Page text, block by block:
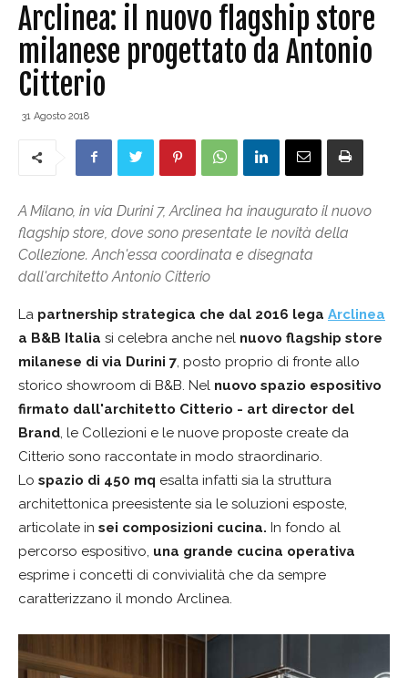
Arclinea: il nuovo flagship store
milanese progettato da Antonio
Citterio
31 Agosto 2018
A Milano, in via Durini 7, Arclinea ha inaugurato il nuovo
flagship store, dove sono presentate le novità della
Collezione. Anch'essa coordinata e disegnata
dall'architetto Antonio Citterio
La partnership strategica che dal 2016 lega Arclinea
a B&B Italia si celebra anche nel nuovo flagship store
milanese di via Durini 7, posto proprio di fronte allo
storico showroom di B&B. Nel nuovo spazio espositivo
firmato dall'architetto Citterio - art director del
Brand, le Collezioni e le nuove proposte create da
Citterio sono raccontate in modo straordinario.
Lo spazio di 450 mq esalta infatti sia la struttura
architettonica preesistente sia le soluzioni esposte,
articolate in sei composizioni cucina. In fondo al
percorso espositivo, una grande cucina operativa
esprime i concetti di convivialità che da sempre
caratterizzano il mondo Arclinea.